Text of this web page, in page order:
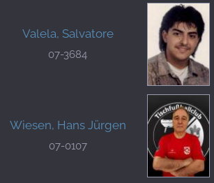
Valela, Salvatore
07-3684
Wiesen, Hans Jürgen
07-0107